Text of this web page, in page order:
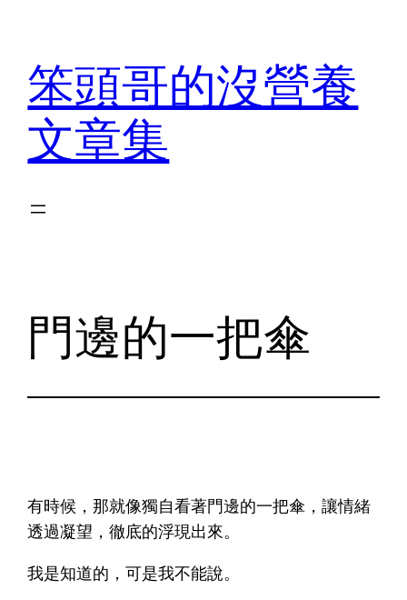
content
笨頭哥的沒營養
文章集
門邊的一把傘
有時候，那就像獨自看著門邊的一把傘，讓情緒
透過凝望，徹底的浮現出來。
我是知道的，可是我不能說。